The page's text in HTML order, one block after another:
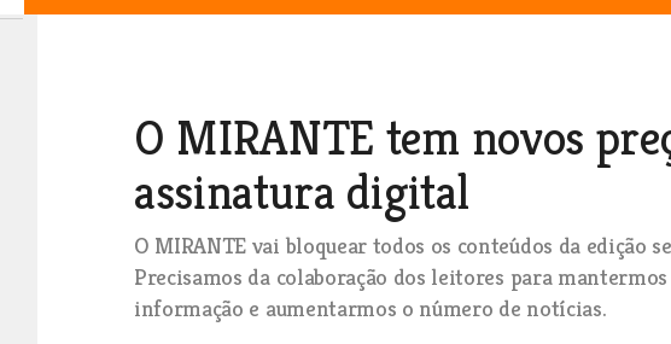
O MIRANTE tem novos
assinatura digital
O MIRANTE vai bloquear todos os conteúdos da edição
Precisamos da colaboração dos leitores para
informação e aumentarmos o número de notícias.